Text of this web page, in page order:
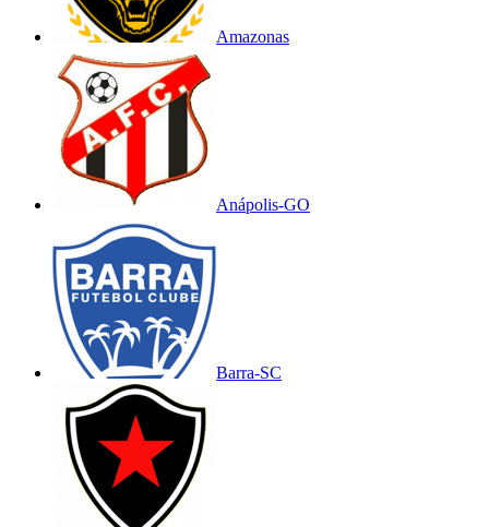
Amazonas
Anápolis-GO
Barra-SC